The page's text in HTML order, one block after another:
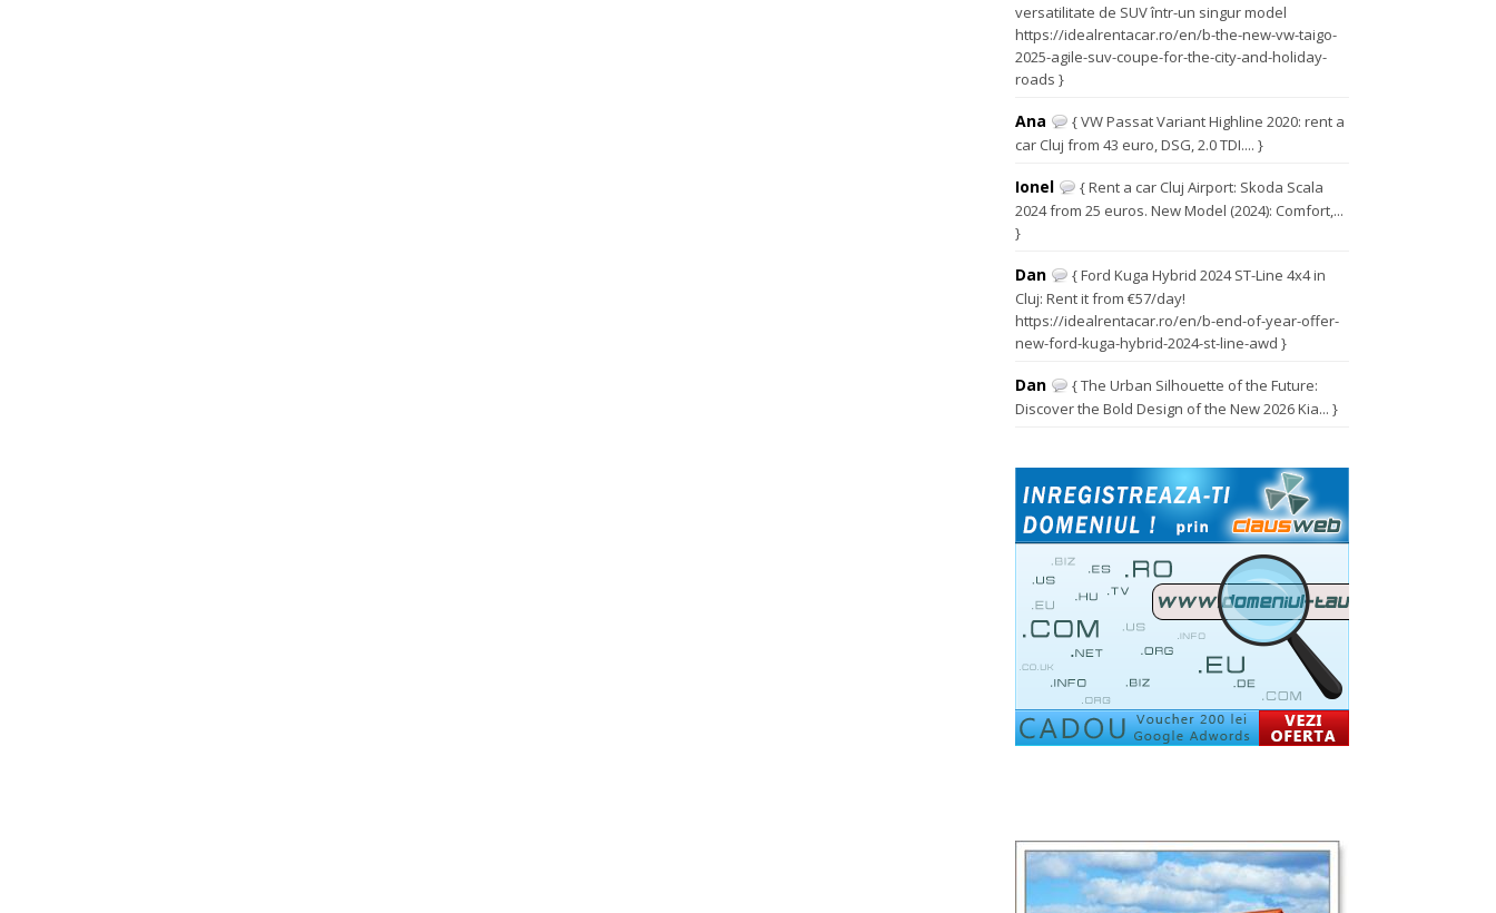
versatilitate de SUV într-un singur model
https://idealrentacar.ro/en/b-the-new-vw-taigo-
2025-agile-suv-coupe-for-the-city-and-holiday-
roads }
Ana
{ VW Passat Variant Highline 2020: rent a
car Cluj from 43 euro, DSG, 2.0 TDI.... }
Ionel
{ Rent a car Cluj Airport: Skoda Scala
2024 from 25 euros. New Model (2024): Comfort,...
}
Dan
{ Ford Kuga Hybrid 2024 ST-Line 4x4 in
Cluj: Rent it from €57/day!
https://idealrentacar.ro/en/b-end-of-year-offer-
new-ford-kuga-hybrid-2024-st-line-awd }
Dan
{ The Urban Silhouette of the Future:
Discover the Bold Design of the New 2026 Kia... }